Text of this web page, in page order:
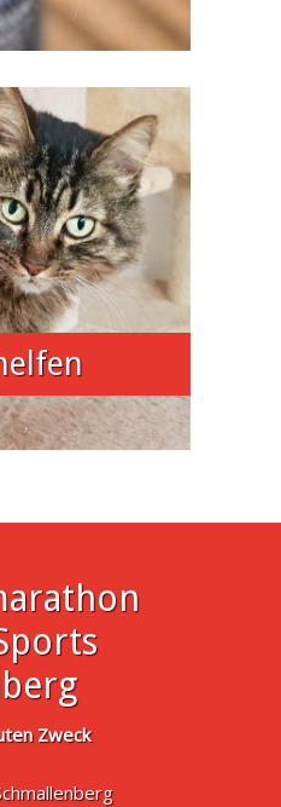
Zweck